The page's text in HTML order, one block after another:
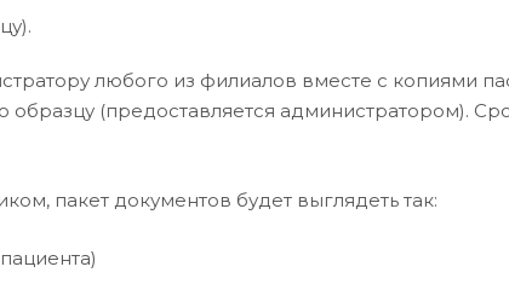
любого из филиалов вместе с копиями
образцу (предоставляется администратором).
пакет документов будет выглядеть так: